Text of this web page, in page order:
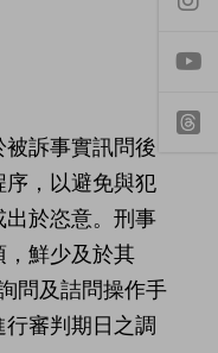
被訴事實訊問後
，以避免與犯
於恣意。刑事
，鮮少及於其
問及詰問操作手
審判期日之調
a
b
k
專
i
n